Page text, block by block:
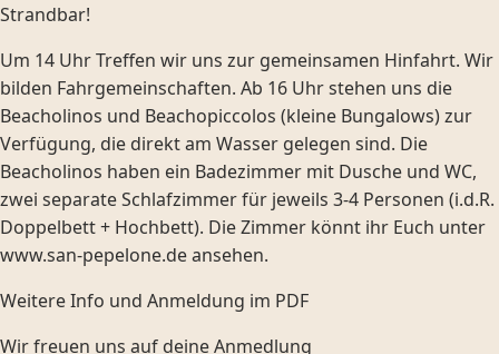
Strandbar!
Um 14 Uhr Treffen wir uns zur gemeinsamen Hinfahrt. Wir
bilden Fahrgemeinschaften. Ab 16 Uhr stehen uns die
Beacholinos und Beachopiccolos (kleine Bungalows) zur
Verfügung, die direkt am Wasser gelegen sind. Die
Beacholinos haben ein Badezimmer mit Dusche und WC,
zwei separate Schlafzimmer für jeweils 3-4 Personen (i.d.R.
Doppelbett + Hochbett). Die Zimmer könnt ihr Euch unter
www.san-pepelone.de ansehen.
Weitere Info und Anmeldung im PDF
Wir freuen uns auf deine Anmedlung